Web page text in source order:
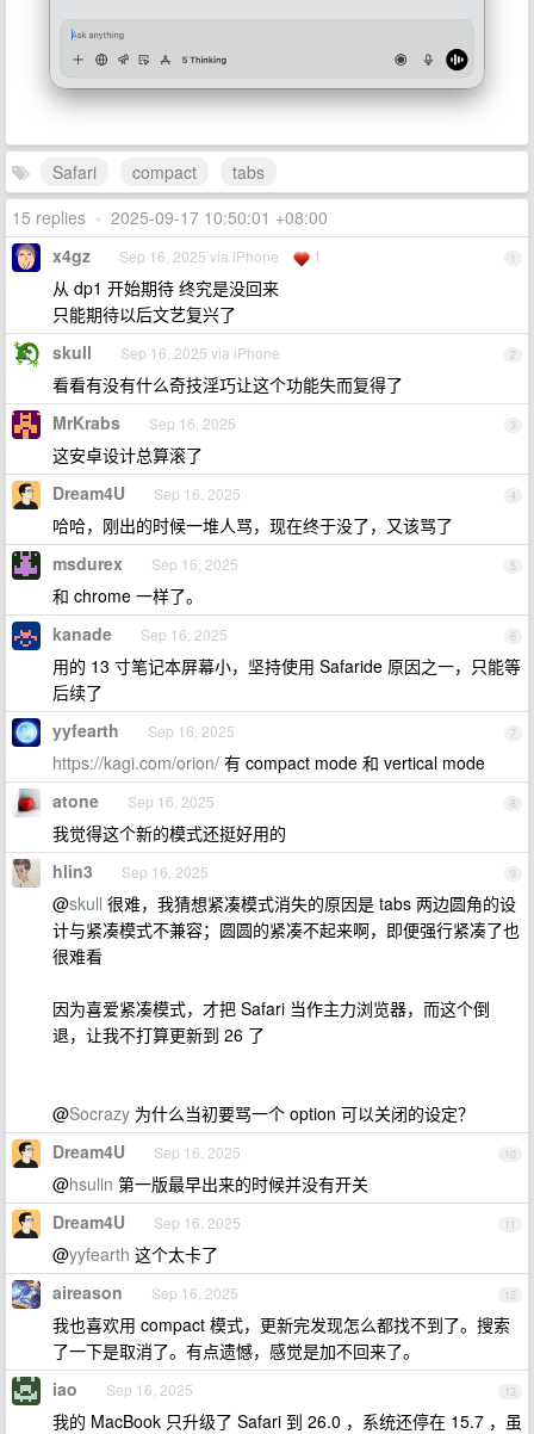
Safari compact
tabs
15 replies • 2025-09-17 10:50:01 +08:00
1
x4gz Sep 16, 2025 via iPhone 1
从 dp1 开始期待 终究是没回来
只能期待以后文艺复兴了
2
skull Sep 16, 2025 via iPhone
看看有没有什么奇技淫巧让这个功能失而复得了
3
MrKrabs Sep 16, 2025
这安卓设计总算滚了
4
Dream4U Sep 16, 2025
哈哈，刚出的时候一堆人骂，现在终于没了，又该骂了
5
msdurex Sep 16, 2025
和 chrome 一样了。
6
kanade Sep 16, 2025
用的 13 寸笔记本屏幕小，坚持使用 Safaride 原因之一，只能等
后续了
7
yyfearth Sep 16, 2025
https://kagi.com/orion/ 有 compact mode 和 vertical mode
8
atone Sep 16, 2025
我觉得这个新的模式还挺好用的
9
hlin3 Sep 16, 2025
@skull 很难，我猜想紧凑模式消失的原因是 tabs 两边圆角的设
计与紧凑模式不兼容；圆圆的紧凑不起来啊，即便强行紧凑了也
很难看
因为喜爱紧凑模式，才把 Safari 当作主力浏览器，而这个倒
退，让我不打算更新到 26 了
@Socrazy 为什么当初要骂一个 option 可以关闭的设定？
10
Dream4U Sep 16, 2025
@hsulin 第一版最早出来的时候并没有开关
11
Dream4U Sep 16, 2025
@yyfearth 这个太卡了
12
aireason Sep 16, 2025
我也喜欢用 compact 模式，更新完发现怎么都找不到了。搜索
了一下是取消了。有点遗憾，感觉是加不回来了。
13
iao Sep 16, 2025
我的 MacBook 只升级了 Safari 到 26.0 ，系统还停在 15.7 ，虽